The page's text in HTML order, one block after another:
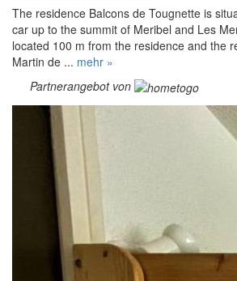
The residence Balcons de Tougnette is
car up to the summit of Meribel and Les
located 100 m from the residence and the
Martin de ... mehr »
Partnerangebot von